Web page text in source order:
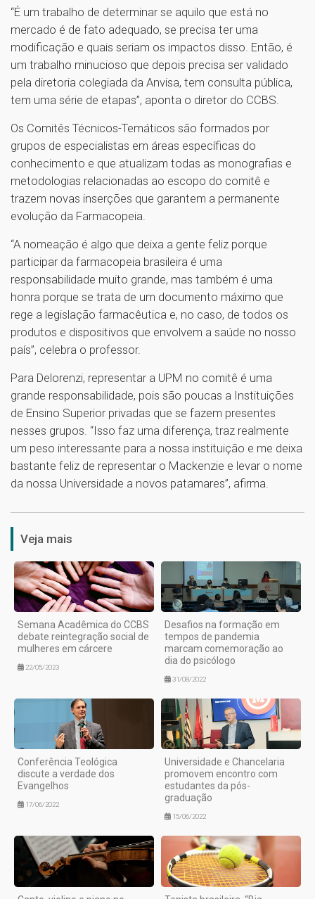
“É um trabalho de determinar se aquilo que está no
mercado é de fato adequado, se precisa ter uma
modificação e quais seriam os impactos disso. Então, é
um trabalho minucioso que depois precisa ser validado
pela diretoria colegiada da Anvisa, tem consulta pública,
tem uma série de etapas”, aponta o diretor do CCBS.
Os Comitês Técnicos-Temáticos são formados por
grupos de especialistas em áreas específicas do
conhecimento e que atualizam todas as monografias e
metodologias relacionadas ao escopo do comitê e
trazem novas inserções que garantem a permanente
evolução da Farmacopeia.
“A nomeação é algo que deixa a gente feliz porque
participar da farmacopeia brasileira é uma
responsabilidade muito grande, mas também é uma
honra porque se trata de um documento máximo que
rege a legislação farmacêutica e, no caso, de todos os
produtos e dispositivos que envolvem a saúde no nosso
país”, celebra o professor.
Para Delorenzi, representar a UPM no comitê é uma
grande responsabilidade, pois são poucas a Instituições
de Ensino Superior privadas que se fazem presentes
nesses grupos. “Isso faz uma diferença, traz realmente
um peso interessante para a nossa instituição e me deixa
bastante feliz de representar o Mackenzie e levar o nome
da nossa Universidade a novos patamares”, afirma.
1
Veja mais
Semana Acadêmica do CCBS
debate reintegração social de
mulheres em cárcere
22/05/2023
Desafios na formação em
tempos de pandemia
marcam comemoração ao
dia do psicólogo
31/08/2022
Conferência Teológica
discute a verdade dos
Evangelhos
17/06/2022
Universidade e Chancelaria
promovem encontro com
estudantes da pós-
graduação
15/06/2022